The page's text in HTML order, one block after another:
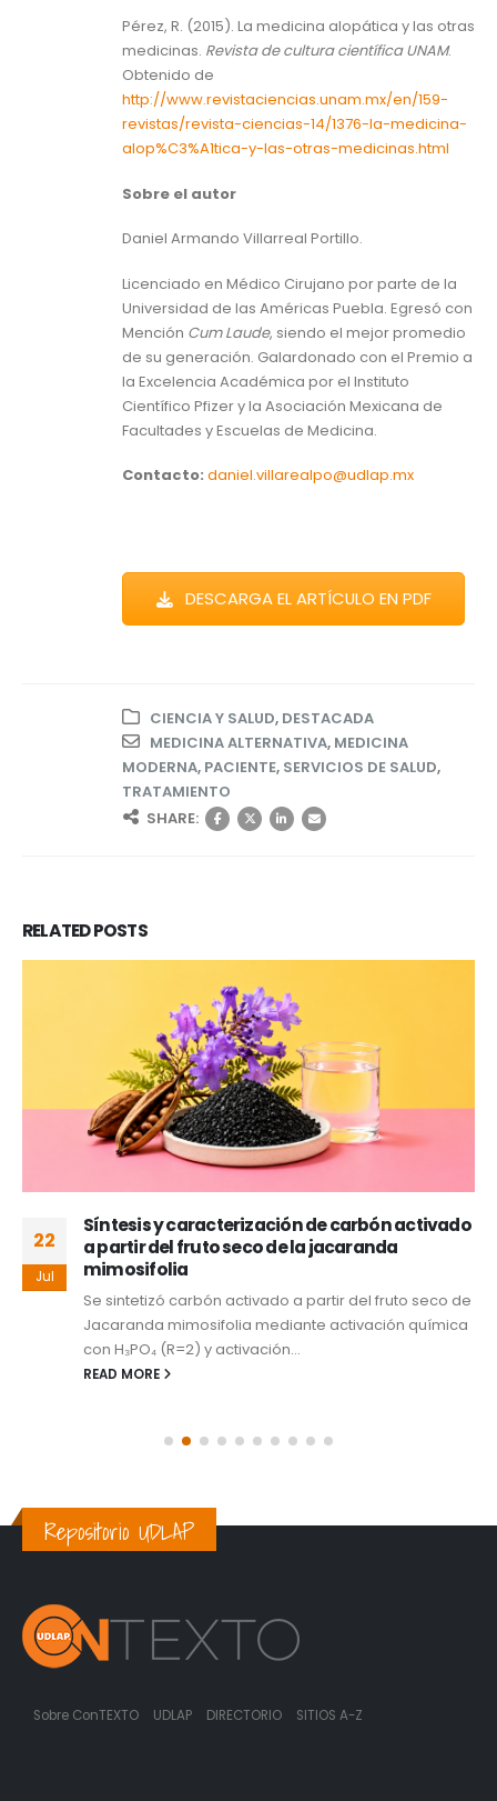
Pérez, R. (2015). La medicina alopática y las otras
medicinas. Revista de cultura científica UNAM.
Obtenido de
http://www.revistaciencias.unam.mx/en/159-
revistas/revista-ciencias-14/1376-la-medicina-
alop%C3%A1tica-y-las-otras-medicinas.html
Sobre el autor
Daniel Armando Villarreal Portillo.
Licenciado en Médico Cirujano por parte de la
Universidad de las Américas Puebla. Egresó con
Mención Cum Laude, siendo el mejor promedio
de su generación. Galardonado con el Premio a
la Excelencia Académica por el Instituto
Científico Pfizer y la Asociación Mexicana de
Facultades y Escuelas de Medicina.
Contacto: daniel.villarealpo@udlap.mx
DESCARGA EL ARTÍCULO EN PDF
CIENCIA Y SALUD, DESTACADA
MEDICINA ALTERNATIVA, MEDICINA
MODERNA, PACIENTE, SERVICIOS DE SALUD,
TRATAMIENTO
SHARE:
RELATEDPOSTS
22
Jul
Síntesis y caracterización de carbón activado
a partir del fruto seco de la jacaranda
mimosifolia
Se sintetizó carbón activado a partir del fruto seco de
Jacaranda mimosifolia mediante activación química
con H₃PO₄ (R=2) y activación...
READ MORE
Repositorio UDLAP
Sobre ConTEXTO UDLAP DIRECTORIO SITIOS A-Z